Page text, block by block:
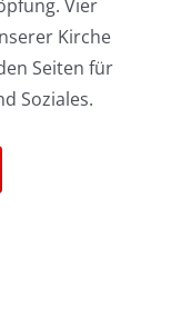
Vier
Kirche
Seiten für
Soziales.